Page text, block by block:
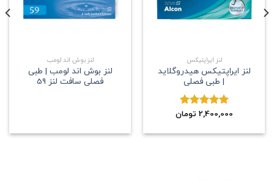
لنز ایراپتیکس
لنز ایراپتیکس هیدروگلاید
| طبی فصلی
نمره5.002,400,000 تومان
لنز بوش اند لومب
لنز بوش اند لومب | طبی
فصلی سافت لنز 59